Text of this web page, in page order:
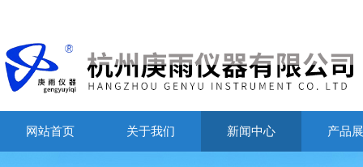
网站首页 关于我们 新闻中心 产品